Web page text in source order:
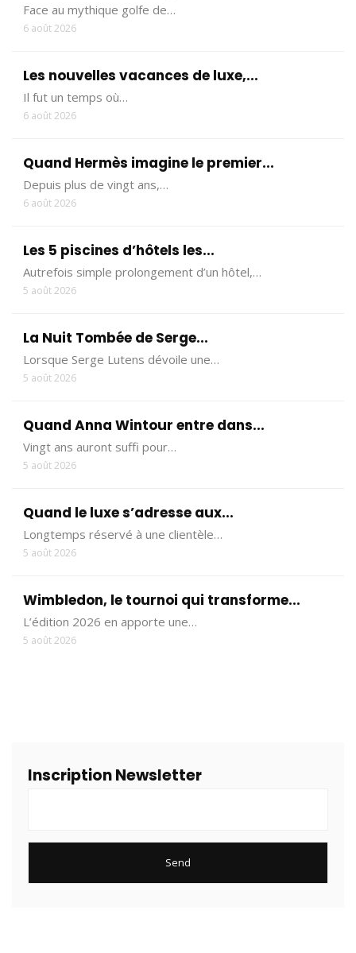
Face au mythique golfe de…
6 août 2026
Les nouvelles vacances de luxe,...
Il fut un temps où…
6 août 2026
Quand Hermès imagine le premier...
Depuis plus de vingt ans,…
6 août 2026
Les 5 piscines d’hôtels les...
Autrefois simple prolongement d’un hôtel,…
5 août 2026
La Nuit Tombée de Serge...
Lorsque Serge Lutens dévoile une…
5 août 2026
Quand Anna Wintour entre dans...
Vingt ans auront suffi pour…
5 août 2026
Quand le luxe s’adresse aux...
Longtemps réservé à une clientèle…
5 août 2026
Wimbledon, le tournoi qui transforme...
L’édition 2026 en apporte une…
5 août 2026
Inscription Newsletter